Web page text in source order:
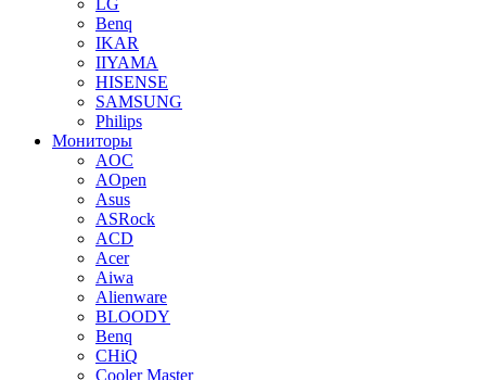
LG
Benq
IKAR
IIYAMA
HISENSE
SAMSUNG
Philips
Мониторы
AOC
AOpen
Asus
ASRock
ACD
Acer
Aiwa
Alienware
BLOODY
Benq
CHiQ
Cooler Master